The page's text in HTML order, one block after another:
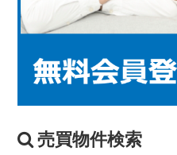
売買物件検索